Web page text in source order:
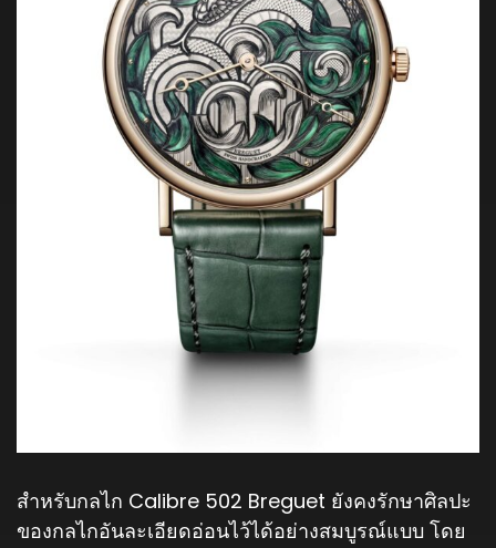
สำหรับกลไก Calibre 502 Breguet ยังคงรักษาศิลปะ
ของกลไกอันละเอียดอ่อนไว้ได้อย่างสมบูรณ์แบบ โดย